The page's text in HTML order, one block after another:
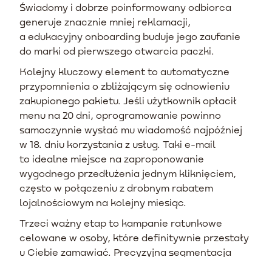
Świadomy i dobrze poinformowany odbiorca
generuje znacznie mniej reklamacji,
a edukacyjny onboarding buduje jego zaufanie
do marki od pierwszego otwarcia paczki.
Kolejny kluczowy element to automatyczne
przypomnienia o zbliżającym się odnowieniu
zakupionego pakietu. Jeśli użytkownik opłacił
menu na 20 dni, oprogramowanie powinno
samoczynnie wysłać mu wiadomość najpóźniej
w 18. dniu korzystania z usług. Taki e-mail
to idealne miejsce na zaproponowanie
wygodnego przedłużenia jednym kliknięciem,
często w połączeniu z drobnym rabatem
lojalnościowym na kolejny miesiąc.
Trzeci ważny etap to kampanie ratunkowe
celowane w osoby, które definitywnie przestały
u Ciebie zamawiać. Precyzyjna segmentacja